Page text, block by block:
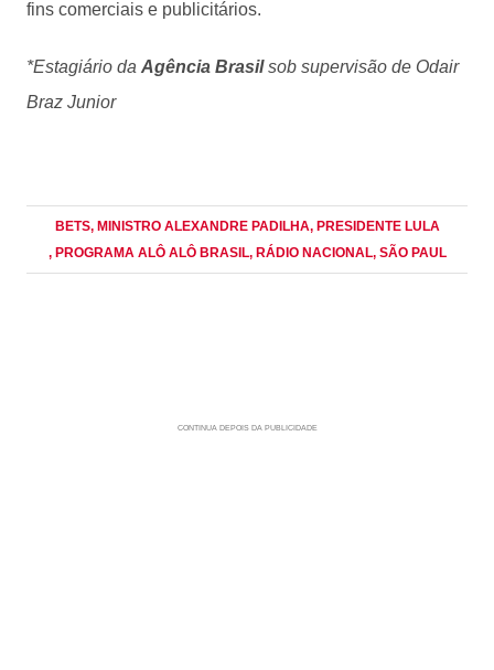
fins comerciais e publicitários.
*Estagiário da Agência Brasilsob supervisão de Odair
Braz Junior
BETS, MINISTRO ALEXANDRE PADILHA, PRESIDENTE LULA
, PROGRAMA ALÔ ALÔ BRASIL, RÁDIO NACIONAL, SÃO PAUL